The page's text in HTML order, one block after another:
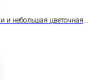
и небольшая цветочная